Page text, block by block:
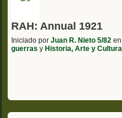
RAH: Annual 1921
Iniciado por Juan R. Nieto 5/82 en
guerras y Historia, Arte y Cultura